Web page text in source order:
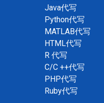
Java代写
Python代写
MATLAB代写
HTML代写
R 代写
C/C ++代写
PHP代写
Ruby代写